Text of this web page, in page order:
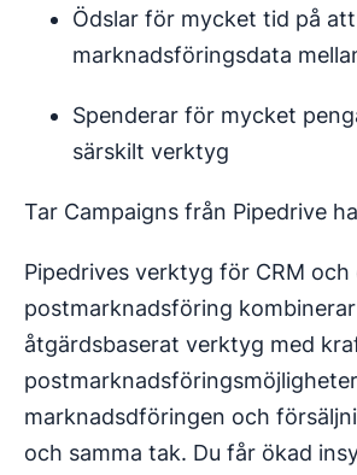
Ödslar för mycket tid på
marknadsföringsdata
Spenderar för mycket
särskilt verktyg
Tar Campaigns från Pipedrive
Pipedrives verktyg för CRM och
postmarknadsföring
åtgärdsbaserat verktyg med
marknadsdföringen och
och samma tak. Du får ökad